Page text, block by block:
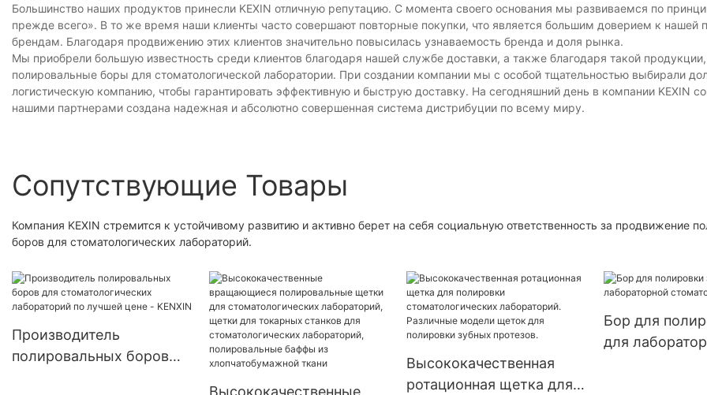
Большинство наших продуктов принесли KEXIN отличную репутацию. С момента своего основания мы развиваемся по
прежде всего». В то же время наши клиенты часто совершают повторные покупки, что является большим доверием к нашей
брендам. Благодаря продвижению этих клиентов значительно повысилась узнаваемость бренда и доля рынка.
Мы приобрели большую известность среди клиентов благодаря нашей службе доставки, а также благодаря такой
полировальные боры для стоматологической лаборатории. При создании компании мы с особой тщательностью выбирали
логистическую компанию, чтобы гарантировать эффективную и быструю доставку. На сегодняшний день в компании KEXIN
нашими партнерами создана надежная и абсолютно совершенная система дистрибуции по всему миру.
Сопутствующие Товары
Компания KEXIN стремится к устойчивому развитию и активно берет на себя социальную ответственность за продвижение
боров для стоматологических лабораторий.
Производитель
полировальных боров
Высококачественные
Высококачественная
ротационная щетка для
Бор для
для